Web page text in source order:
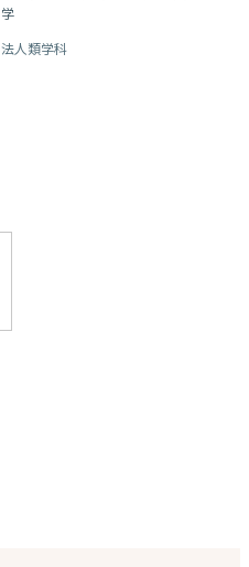
学
法人類学科